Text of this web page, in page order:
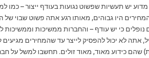
יש תעשיות שפשוט נגועות בעודף ייצור – כמו
היו גבוהים, מאותו רגע אתה פשוט שבוי של
נופלים כי יש עודף – והחברות ממשיכות וממשיכות
אתה לא יכול להפסיק לייצר עד שהמחירים
שהם כידוע מאוד, מאוד זולים. תחשבו למשל על